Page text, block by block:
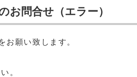
お問合せ（エラー）
お願い致します。
。